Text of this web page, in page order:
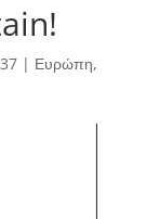
| Ευρώπη,